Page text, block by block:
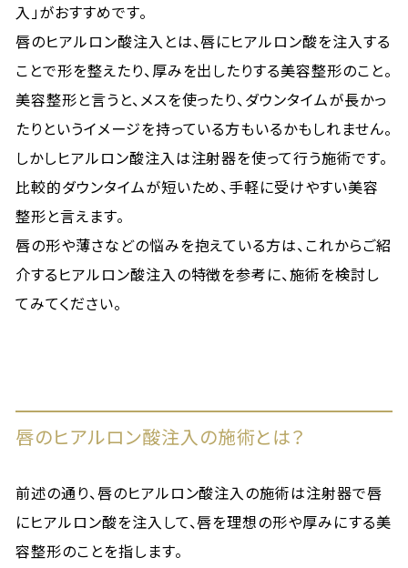
入」がおすすめです。
唇のヒアルロン酸注入とは、唇にヒアルロン酸を注入する
ことで形を整えたり、厚みを出したりする美容整形のこと。
美容整形と言うと、メスを使ったり、ダウンタイムが長かっ
たりというイメージを持っている方もいるかもしれません。
しかしヒアルロン酸注入は注射器を使って行う施術です。
比較的ダウンタイムが短いため、手軽に受けやすい美容
整形と言えます。
唇の形や薄さなどの悩みを抱えている方は、これからご紹
介するヒアルロン酸注入の特徴を参考に、施術を検討し
てみてください。
唇のヒアルロン酸注入の施術とは？
前述の通り、唇のヒアルロン酸注入の施術は注射器で唇
にヒアルロン酸を注入して、唇を理想の形や厚みにする美
容整形のことを指します。